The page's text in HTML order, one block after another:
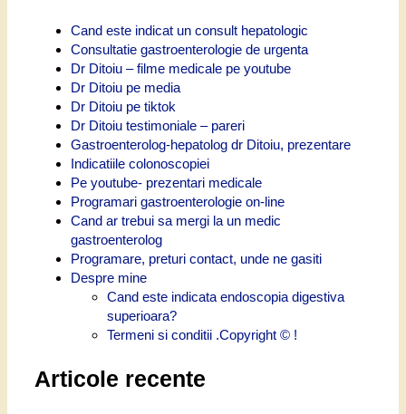
Cand este indicat un consult hepatologic
Consultatie gastroenterologie de urgenta
Dr Ditoiu – filme medicale pe youtube
Dr Ditoiu pe media
Dr Ditoiu pe tiktok
Dr Ditoiu testimoniale – pareri
Gastroenterolog-hepatolog dr Ditoiu, prezentare
Indicatiile colonoscopiei
Pe youtube- prezentari medicale
Programari gastroenterologie on-line
Cand ar trebui sa mergi la un medic
gastroenterolog
Programare, preturi contact, unde ne gasiti
Despre mine
Cand este indicata endoscopia digestiva
superioara?
Termeni si conditii .Copyright © !
Articole recente